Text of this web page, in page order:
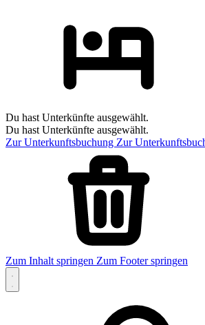
Du hast Unterkünfte ausgewählt.
Du hast Unterkünfte ausgewählt.
Zur Unterkunftsbuchung Zur
Zum Inhalt springen Zum Footer springen